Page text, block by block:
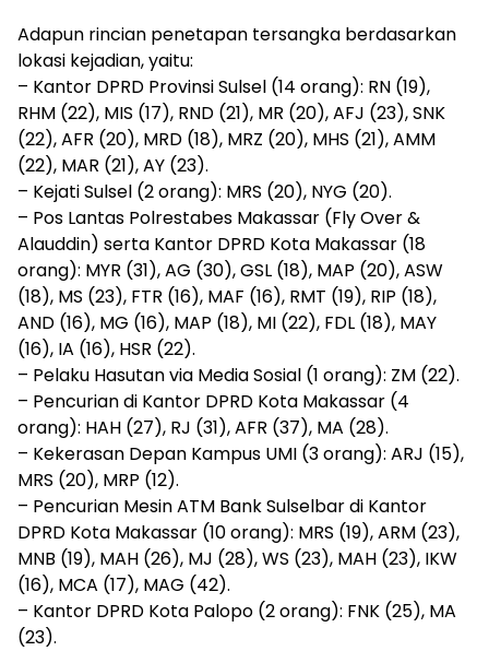
Adapun rincian penetapan tersangka berdasarkan
lokasi kejadian, yaitu:
– Kantor DPRD Provinsi Sulsel (14 orang): RN (19),
RHM (22), MIS (17), RND (21), MR (20), AFJ (23), SNK
(22), AFR (20), MRD (18), MRZ (20), MHS (21), AMM
(22), MAR (21), AY (23).
– Kejati Sulsel (2 orang): MRS (20), NYG (20).
– Pos Lantas Polrestabes Makassar (Fly Over &
Alauddin) serta Kantor DPRD Kota Makassar (18
orang): MYR (31), AG (30), GSL (18), MAP (20), ASW
(18), MS (23), FTR (16), MAF (16), RMT (19), RIP (18),
AND (16), MG (16), MAP (18), MI (22), FDL (18), MAY
(16), IA (16), HSR (22).
– Pelaku Hasutan via Media Sosial (1 orang): ZM (22).
– Pencurian di Kantor DPRD Kota Makassar (4
orang): HAH (27), RJ (31), AFR (37), MA (28).
– Kekerasan Depan Kampus UMI (3 orang): ARJ (15),
MRS (20), MRP (12).
– Pencurian Mesin ATM Bank Sulselbar di Kantor
DPRD Kota Makassar (10 orang): MRS (19), ARM (23),
MNB (19), MAH (26), MJ (28), WS (23), MAH (23), IKW
(16), MCA (17), MAG (42).
– Kantor DPRD Kota Palopo (2 orang): FNK (25), MA
(23).